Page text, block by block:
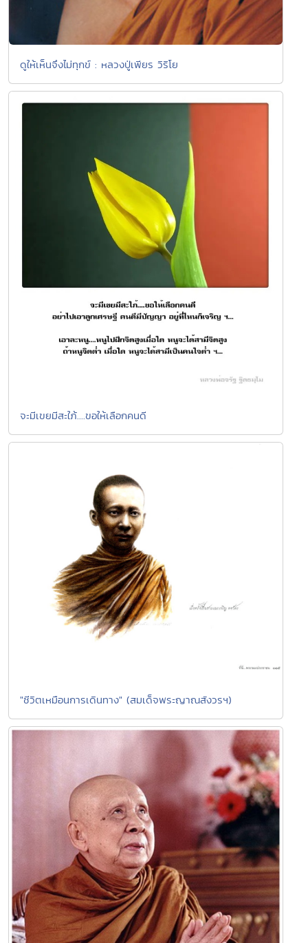
ดูให้เห็นจึงไม่ทุกข์ : หลวงปู่เพียร วิริโย
จะมีเขยมีสะใภ้....ขอให้เลือกคนดี
"ชีวิตเหมือนการเดินทาง" (สมเด็จพระญาณสังวรฯ)